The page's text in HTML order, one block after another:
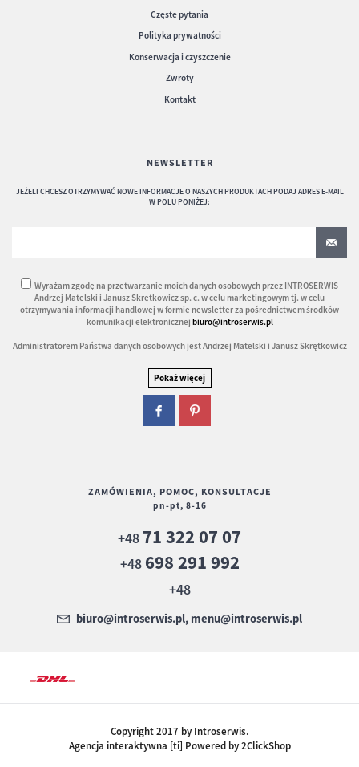
Częste pytania
Polityka prywatności
Konserwacja i czyszczenie
Zwroty
Kontakt
NEWSLETTER
JEŻELI CHCESZ OTRZYMYWAĆ NOWE INFORMACJE O NASZYCH PRODUKTACH PODAJ ADRES E-MAIL
W POLU PONIŻEJ:
Wyrażam zgodę na przetwarzanie moich danych osobowych przez INTROSERWIS
Andrzej Matelski i Janusz Skrętkowicz sp. c. w celu marketingowym tj. w celu
otrzymywania informacji handlowej w formie newsletter za pośrednictwem środków
komunikacji elektronicznej biuro@introserwis.pl
Administratorem Państwa danych osobowych jest Andrzej Matelski i Janusz Skrętkowicz
ZAMÓWIENIA, POMOC, KONSULTACJE
pn-pt, 8-16
+48 71 322 07 07
+48 698 291 992
+48
biuro@introserwis.pl, menu@introserwis.pl
Copyright 2017 by Introserwis.
Agencja interaktywna [ti] Powered by 2ClickShop